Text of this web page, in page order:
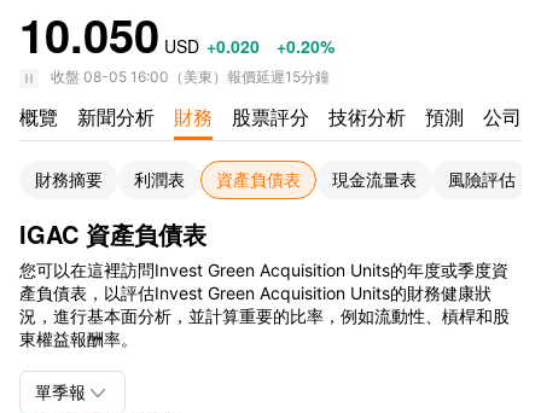
10.050 USD +0.020 +0.20%
收盤 08-05 16:00 （ 美東 ） 報價延遲15分鐘
概覽 新聞分析 財務 股票評分 技術分析 預測 公司
財務摘要 利潤表 資產負債表 現金流量表 風險評估
IGAC 資產負債表
您可以在這裡訪問Invest Green Acquisition Units的年度或季度資
產負債表，以評估Invest Green Acquisition Units的財務健康狀
況，進行基本面分析，並計算重要的比率，例如流動性、槓桿和股
東權益報酬率。
單季報 